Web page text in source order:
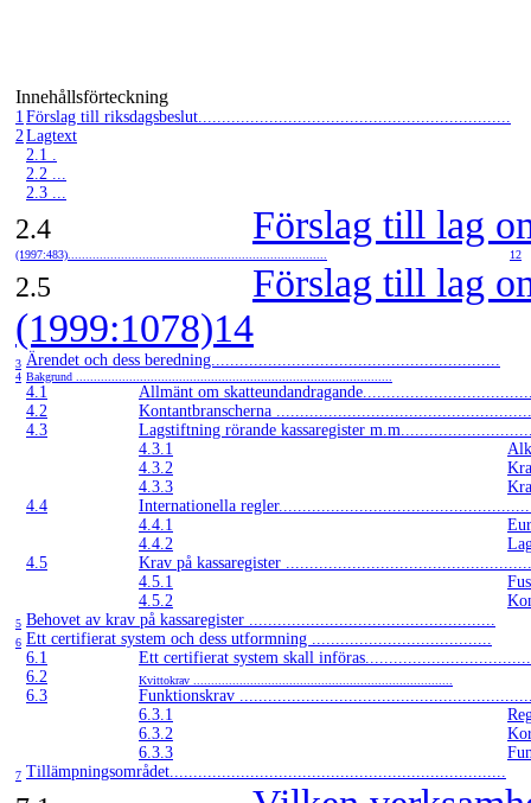
Innehållsförteckning
1 Förslag till riksdagsbeslut..................................................................
2Lagtext
2.1 .
2.2 ...
2.3 ...
2.4 Förslag till lag
(1997:483)......................................................................... 12
2.5
Förslag till lag
(1999:1078)14
3 Ärendet och dess beredning.............................................................
4 Bakgrund .........................................................................................
4.1
Allmänt om
4.2
Kontantbranscherna
4.3
Lagstiftning rörande kassaregister
4.3.1
4.3.2
4.3.3
4.4
Internationella
4.4.1
4.4.2
4.5
Krav på kassaregister
4.5.1
4.5.2
5 Behovet av krav på kassaregister ....................................................
6 Ett certifierat system och dess utformning ......................................
6.1
Ett certifierat system skall
6.2
Kvittokrav .........................................................................
6.3
Funktionskrav
6.3.1
6.3.2
6.3.3
7 Tillämpningsområdet.......................................................................